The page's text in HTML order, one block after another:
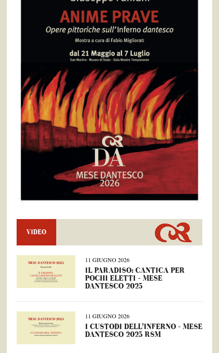
VIDEO
11 GIUGNO 2026
IL PARADISO: CANTICA PER
POCHI ELETTI – MESE
DANTESCO 2025
11 GIUGNO 2026
I CUSTODI DELL’INFERNO – MESE
DANTESCO 2025 RSM